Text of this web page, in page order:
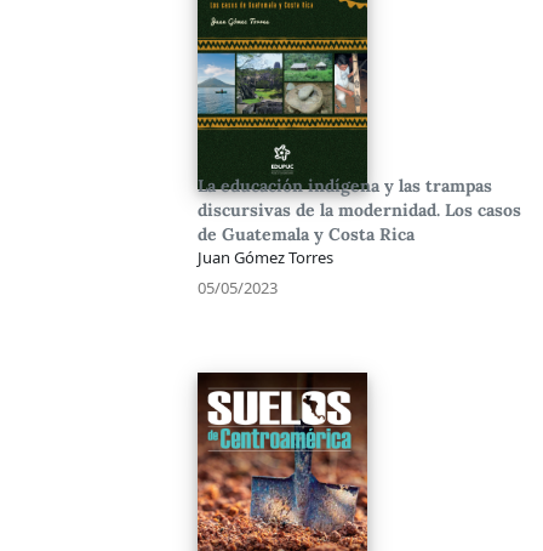
La educación indígena y las trampas
discursivas de la modernidad. Los casos
de Guatemala y Costa Rica
Juan Gómez Torres
05/05/2023